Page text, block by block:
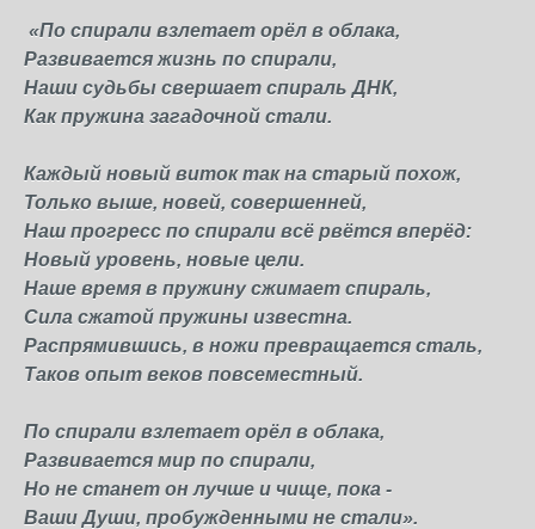
«По спирали взлетает орёл в облака,
Развивается жизнь по спирали,
Наши судьбы свершает спираль ДНК,
Как пружина загадочной стали.
Каждый новый виток так на старый похож,
Только выше, новей, совершенней,
Наш прогресс по спирали всё рвётся вперёд:
Новый уровень, новые цели.
Наше время в пружину сжимает спираль,
Сила сжатой пружины известна.
Распрямившись, в ножи превращается сталь,
Таков опыт веков повсеместный.
По спирали взлетает орёл в облака,
Развивается мир по спирали,
Но не станет он лучше и чище, пока -
Ваши Души, пробужденными не стали».